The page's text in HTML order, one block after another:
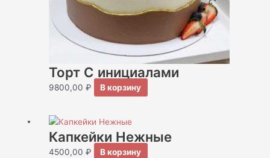
Торт С инициалами
9800,00₽ В корзину
Капкейки Нежные
4500,00₽ В корзину